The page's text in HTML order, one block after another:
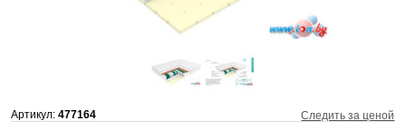
Артикул:477164 Следить за ценой